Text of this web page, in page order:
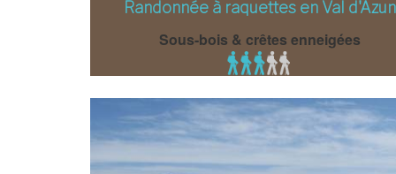
Randonnée à raquettes en Val d'Azun
Sous-bois & crêtes enneigées